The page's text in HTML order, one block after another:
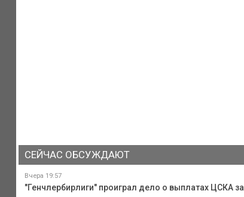
СЕЙЧАС ОБСУЖДАЮТ
Вчера 19:57
"Генчлербирлиги" проиграл дело о выплатах ЦСКА